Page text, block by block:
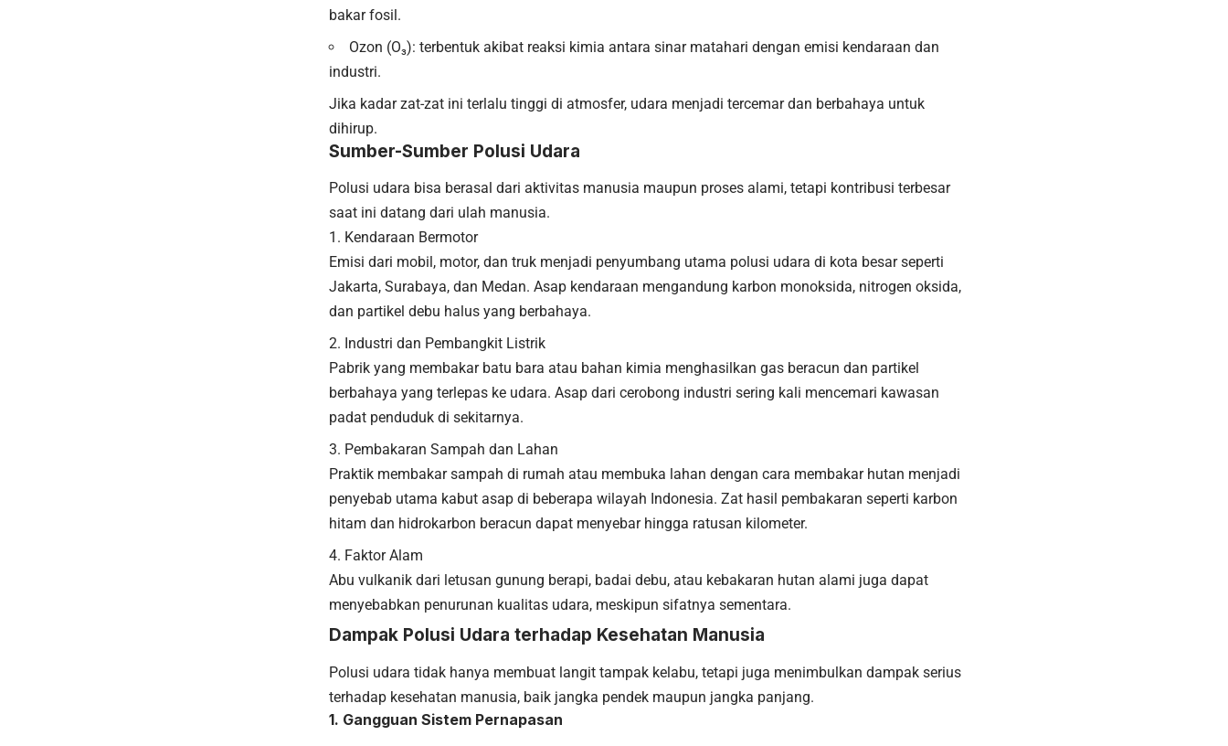
bakar fosil.
Ozon (O₃): terbentuk akibat reaksi kimia antara sinar matahari dengan emisi kendaraan dan
industri.
Jika kadar zat-zat ini terlalu tinggi di atmosfer, udara menjadi tercemar dan berbahaya untuk
dihirup.
Sumber-Sumber Polusi Udara
Polusi udara bisa berasal dari aktivitas manusia maupun proses alami, tetapi kontribusi terbesar
saat ini datang dari ulah manusia.
Kendaraan Bermotor
Emisi dari mobil, motor, dan truk menjadi penyumbang utama polusi udara di kota besar seperti
Jakarta, Surabaya, dan Medan. Asap kendaraan mengandung karbon monoksida, nitrogen oksida,
dan partikel debu halus yang berbahaya.
Industri dan Pembangkit Listrik
Pabrik yang membakar batu bara atau bahan kimia menghasilkan gas beracun dan partikel
berbahaya yang terlepas ke udara. Asap dari cerobong industri sering kali mencemari kawasan
padat penduduk di sekitarnya.
Pembakaran Sampah dan Lahan
Praktik membakar sampah di rumah atau membuka lahan dengan cara membakar hutan menjadi
penyebab utama kabut asap di beberapa wilayah Indonesia. Zat hasil pembakaran seperti karbon
hitam dan hidrokarbon beracun dapat menyebar hingga ratusan kilometer.
Faktor Alam
Abu vulkanik dari letusan gunung berapi, badai debu, atau kebakaran hutan alami juga dapat
menyebabkan penurunan kualitas udara, meskipun sifatnya sementara.
Dampak Polusi Udara terhadap Kesehatan Manusia
Polusi udara tidak hanya membuat langit tampak kelabu, tetapi juga menimbulkan dampak serius
terhadap kesehatan manusia, baik jangka pendek maupun jangka panjang.
1. Gangguan Sistem Pernapasan